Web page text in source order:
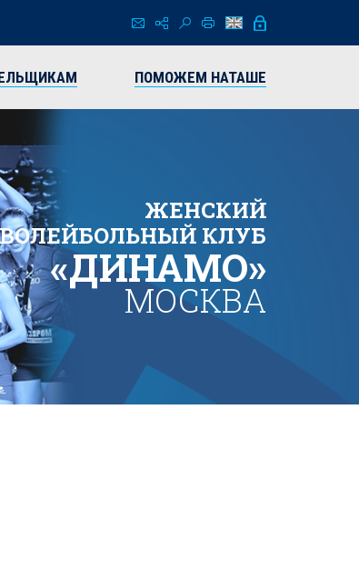
ПОМОЖЕМ НАТАШЕ
ЖЕНСКИЙ
ВОЛЕЙБОЛЬНЫЙ КЛУБ
«ДИНАМО»
МОСКВА